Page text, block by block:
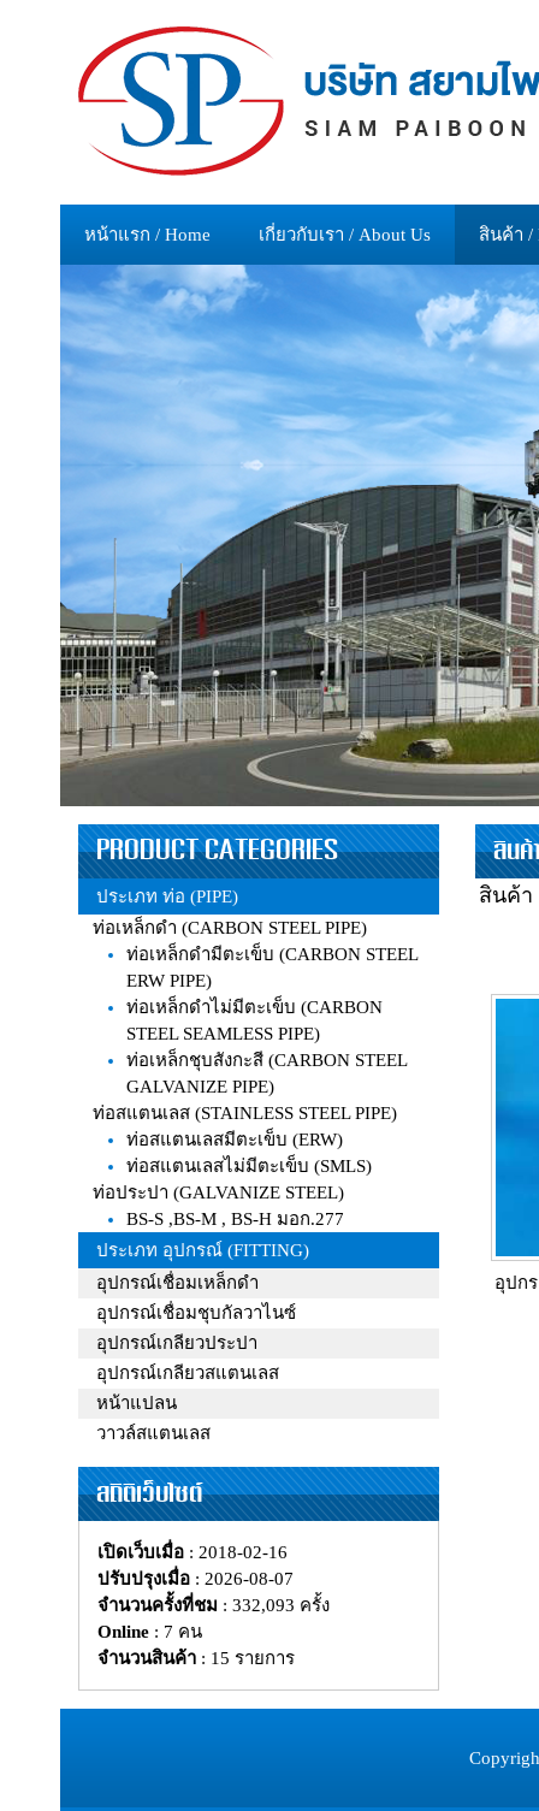
หน้าแรก / Home เกี่ยวกับเรา / About Us สินค้า /
PRODUCT CATEGORIES
ประเภท ท่อ (PIPE)
ท่อเหล็กดำ (CARBON STEEL PIPE)
ท่อเหล็กดำมีตะเข็บ (CARBON STEEL
ERW PIPE)
ท่อเหล็กดำไม่มีตะเข็บ (CARBON
STEEL SEAMLESS PIPE)
ท่อเหล็กชุบสังกะสี (CARBON STEEL
GALVANIZE PIPE)
ท่อสแตนเลส (STAINLESS STEEL PIPE)
ท่อสแตนเลสมีตะเข็บ (ERW)
ท่อสแตนเลสไม่มีตะเข็บ (SMLS)
ท่อประปา (GALVANIZE STEEL)
BS-S ,BS-M , BS-H มอก.277
ประเภท อุปกรณ์ (FITTING)
อุปกรณ์เชื่อมเหล็กดำ
อุปกรณ์เชื่อมชุบกัลวาไนซ์
อุปกรณ์เกลียวประปา
อุปกรณ์เกลียวสแตนเลส
หน้าแปลน
วาวล์สแตนเลส
สถิติเว็บไซต์
เปิดเว็บเมื่อ : 2018-02-16
ปรับปรุงเมื่อ : 2026-08-07
จำนวนครั้งที่ชม : 332,093 ครั้ง
Online : 7 คน
จำนวนสินค้า : 15 รายการ
สินค้
สินค้า
อุปก